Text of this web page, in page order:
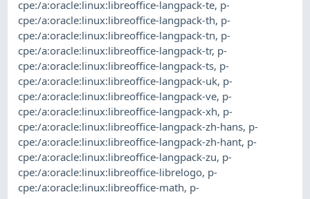
cpe:/a:oracle:linux:libreoffice-langpack-te, p-
cpe:/a:oracle:linux:libreoffice-langpack-th, p-
cpe:/a:oracle:linux:libreoffice-langpack-tn, p-
cpe:/a:oracle:linux:libreoffice-langpack-tr, p-
cpe:/a:oracle:linux:libreoffice-langpack-ts, p-
cpe:/a:oracle:linux:libreoffice-langpack-uk, p-
cpe:/a:oracle:linux:libreoffice-langpack-ve, p-
cpe:/a:oracle:linux:libreoffice-langpack-xh, p-
cpe:/a:oracle:linux:libreoffice-langpack-zh-hans, p-
cpe:/a:oracle:linux:libreoffice-langpack-zh-hant, p-
cpe:/a:oracle:linux:libreoffice-langpack-zu, p-
cpe:/a:oracle:linux:libreoffice-librelogo, p-
cpe:/a:oracle:linux:libreoffice-math, p-